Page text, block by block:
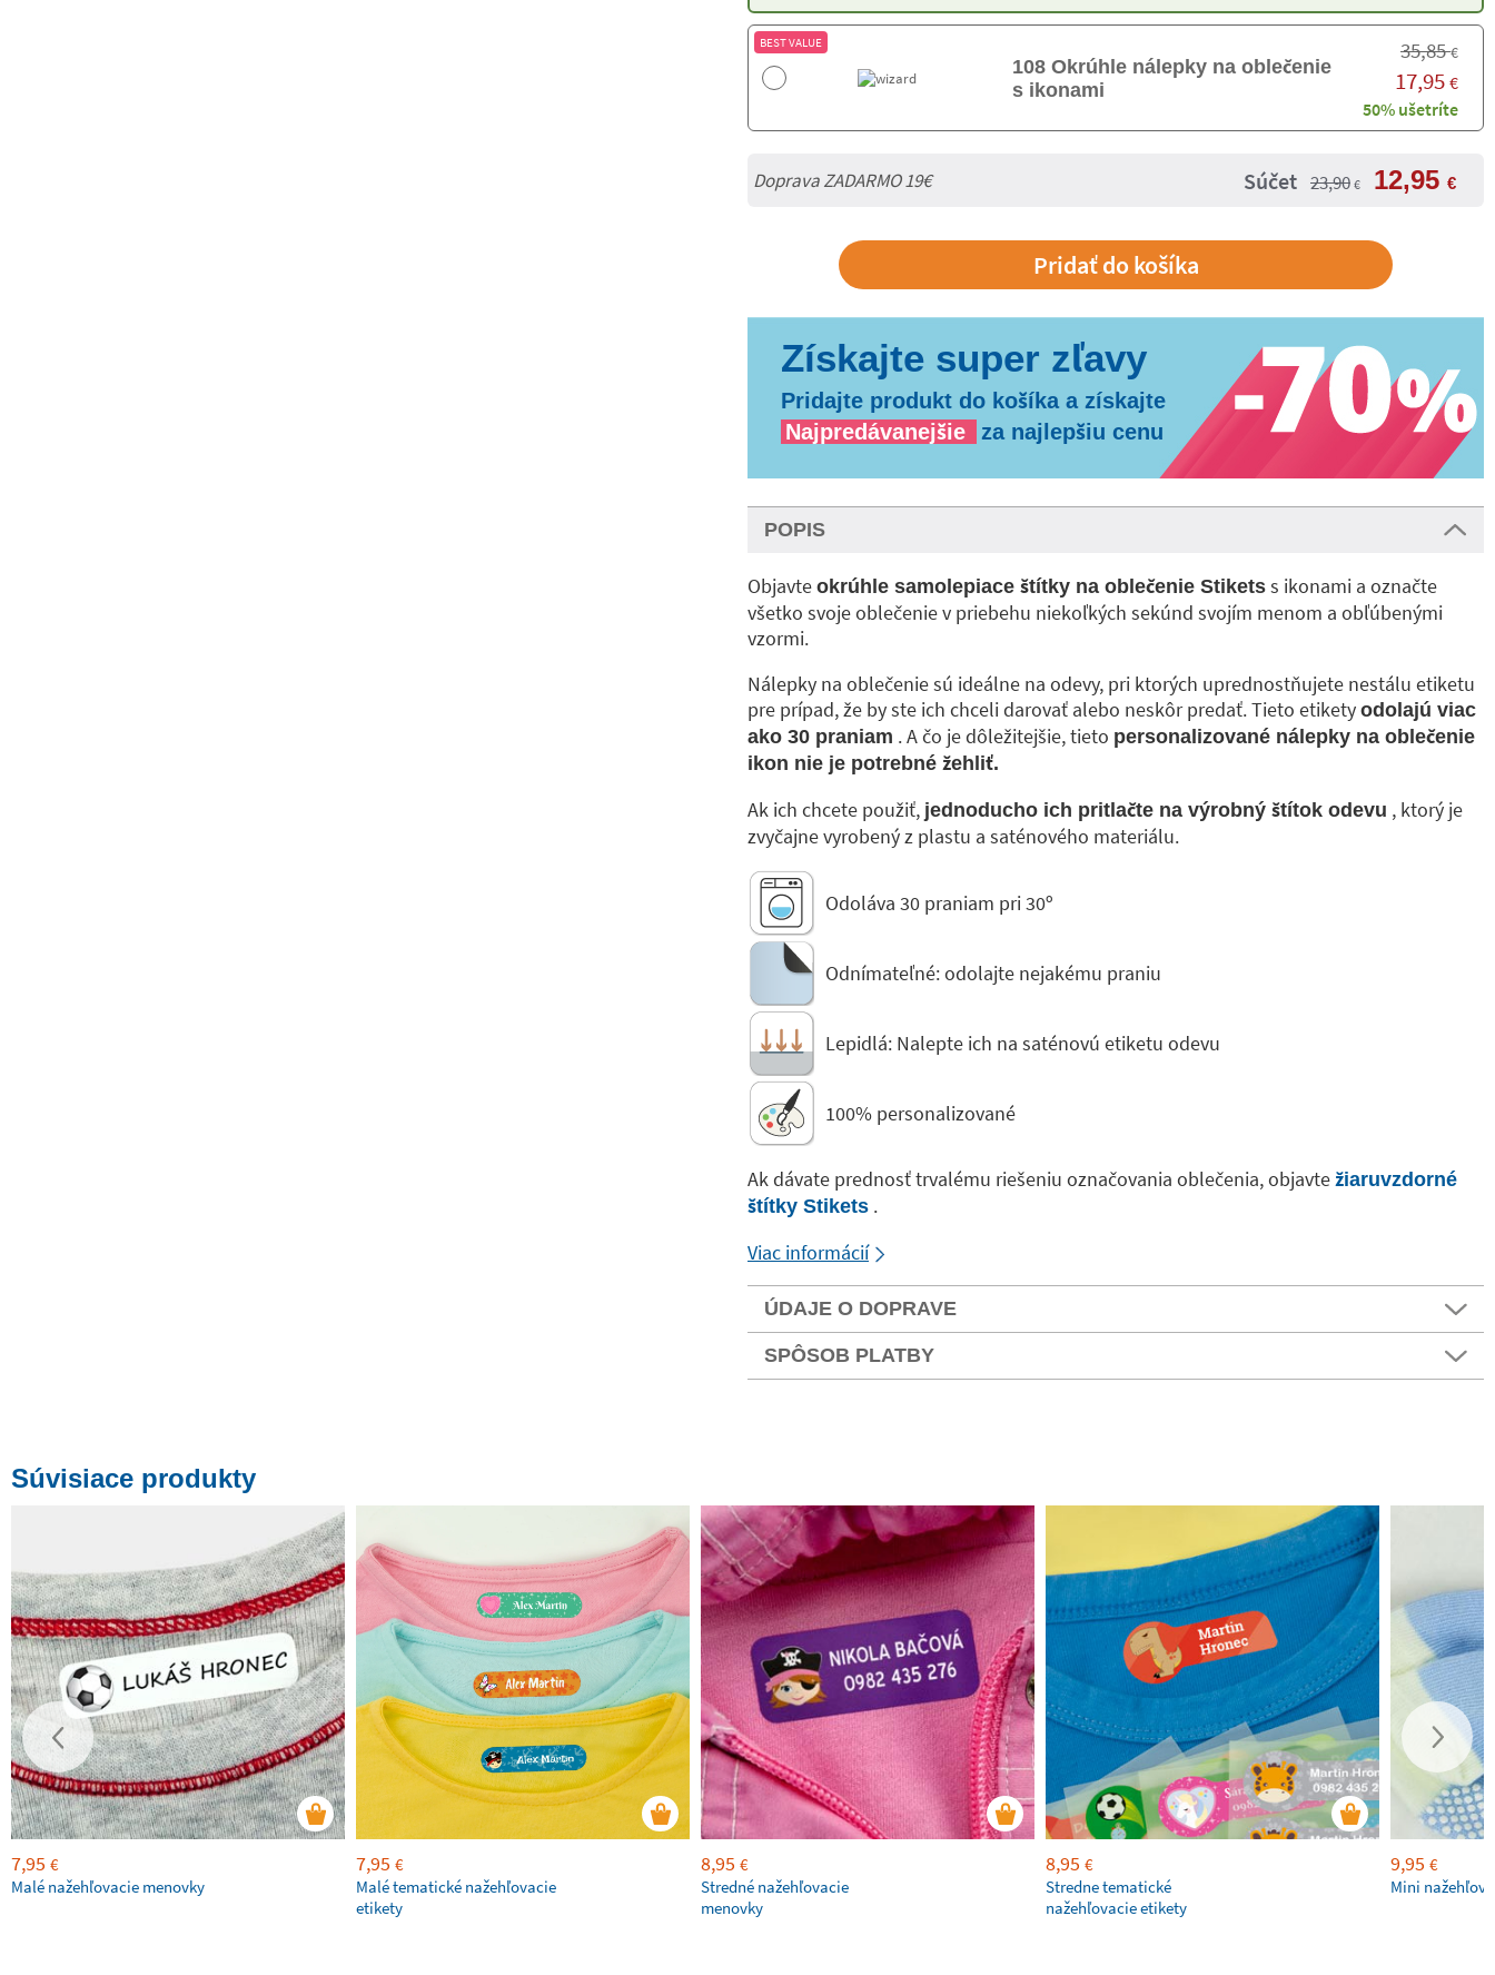
BEST VALUE
108 Okrúhle nálepky na oblečenie
s ikonami
35,85€
17,95 €
50% ušetríte
Doprava ZADARMO 19€ Súčet 23,90 € 12,95 €
Pridajte produkt do košíka a získajte
Najpredávanejšie
za najlepšiu cenu
POPIS
Objavte okrúhle samolepiace štítky na oblečenie Stikets s ikonami a označte
všetko svoje oblečenie v priebehu niekoľkých sekúnd svojím menom a obľúbenými
vzormi.
Nálepky na oblečenie sú ideálne na odevy, pri ktorých uprednostňujete nestálu etiketu
pre prípad, že by ste ich chceli darovať alebo neskôr predať. Tieto etikety odolajú viac
ako 30 praniam . A čo je dôležitejšie, tieto personalizované nálepky na oblečenie
ikon nie je potrebné žehliť.
Ak ich chcete použiť, jednoducho ich pritlačte na výrobný štítok odevu , ktorý je
zvyčajne vyrobený z plastu a saténového materiálu.
Odoláva 30 praniam pri 30º
Odnímateľné: odolajte nejakému praniu
Lepidlá: Nalepte ich na saténovú etiketu odevu
100% personalizované
Ak dávate prednosť trvalému riešeniu označovania oblečenia, objavte žiaruvzdorné
štítky Stikets .
Viac informácií
ÚDAJE O DOPRAVE
SPÔSOB PLATBY
Súvisiace produkty
7,95 €
Malé nažehľovacie menovky
7,95 €
Malé tematické nažehľovacie
etikety
8,95 €
Stredné nažehľovacie
menovky
8,95 €
Stredne tematické
nažehľovacie etikety
9,95 €
Mini